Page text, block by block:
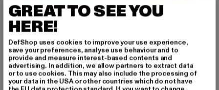
URBAN CLASSICS URBAN CLASSICS
GREAT TO SEE YOU
HERE!
DefShop uses cookies to improve your use experience,
save your preferences, analyse use behaviour and to
provide and measure interest-based contents and
advertising. In addition, we allow partners to extract data
or to use cookies. This may also include the processing of
your data in the USA or other countries which do not have